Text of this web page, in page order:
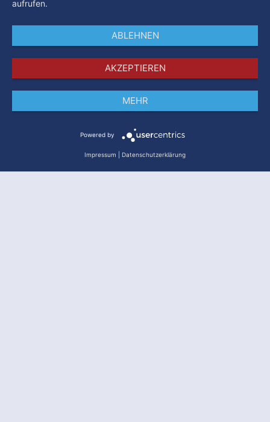
Datenschutz
aufrufen.
ABLEHNEN
AKZEPTIEREN
MEHR
Powered by
Impressum Datenschutzerklärung